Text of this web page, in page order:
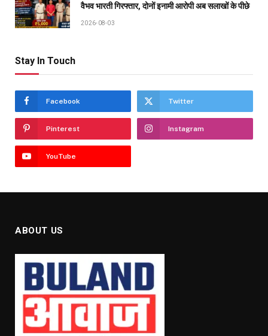
वैभव भारती गिरफ्तार, दोनों इनामी आरोपी अब सलाखों के पीछे
2026-08-03
Stay In Touch
Facebook Twitter
Pinterest Instagram
YouTube
ABOUT US